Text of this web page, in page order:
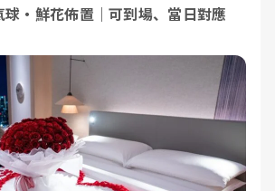
・鮮花佈置｜可到場、當日對應